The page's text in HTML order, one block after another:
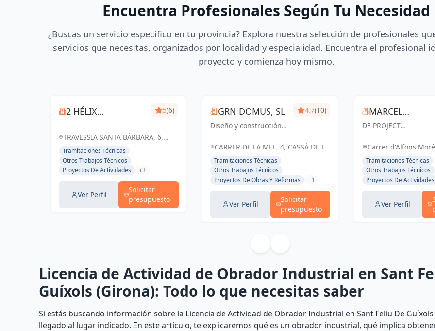
Encuentra Profesionales Según Tu Necesidad
¿Buscas un servicio específico en tu provincia? Explora nuestra selección de profesionales
servicios que necesitas, organizados por localidad y especialidad. Encuentra el profesional
proyecto y comienza hoy mismo.
2 HÉLIX
5(6)
TRAVESSIA SANTA BÀRBARA, 6,
BLANES, ESPAÑA, España
Tramitaciones Técnicas
Otros Trabajos Técnicos
Proyectos De Actividades
+3
Ver Perfil
Solicitar
presupuesto
GRN DOMUS, SL
Diseño y construcción
Arquitectura, creando
funcionales para un
futuro sostenible.
4.7(10)
CARRER DE LA MEL, 4, CASSÀ DE LA
SELVA, ESPAÑA, España
Tramitaciones Técnicas
Otros Trabajos Técnicos
Proyectos De Obras Y Reformas
+1
Ver Perfil
Solicitar
presupuesto
MARCEL
TORRENTA
DE PROJECT
una compañía de
Facility Management,
Consultoría y Dirección
de Obras en proyectos
de construcción, que
gestiona y li...
Carrer d'Alfons
Espanya, España
Tramitaciones Técnicas
Otros Trabajos Técnicos
Proyectos De Actividades
Ver Perfil
Licencia de Actividad de Obrador Industrial en Sant
Guíxols (Girona): Todo lo que necesitas saber
Si estás buscando información sobre la Licencia de Actividad de Obrador Industrial en Sant Feliu De
llegado al lugar indicado. En este artículo, te explicaremos qué es un obrador industrial, qué implica